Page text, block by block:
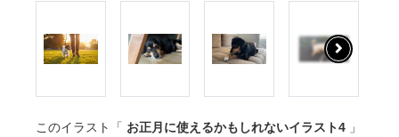
このイラスト「 お正月に使えるかもしれないイラスト4 」